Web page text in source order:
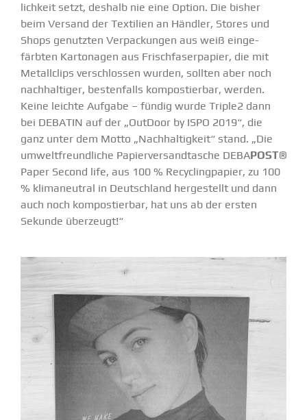
lichkeit setzt, deshalb nie eine Option. Die bisher
beim Versand der Textilien an Händler, Stores und
Shops genutzten Verpa­ckungen aus weiß einge­
färbten Karto­nagen aus Frisch­fa­ser­papier, die mit
Metall­clips verschlossen wurden, sollten aber noch
nachhal­tiger, besten­falls kompos­tierbar, werden.
Keine leichte Aufgabe – fündig wurde Triple2 dann
bei DEBATIN auf der „OutDoor by ISPO 2019“, die
ganz unter dem Motto „Nachhal­tigkeit“ stand. „Die
umwelt­freund­liche Papier­ver­sand­tasche DEBAPOST®
Paper Second life, aus 100 % Recycling­papier, zu 100
% klima­neutral in Deutschland herge­stellt und dann
auch noch kompos­tierbar, hat uns ab der ersten
Sekunde überzeugt!“